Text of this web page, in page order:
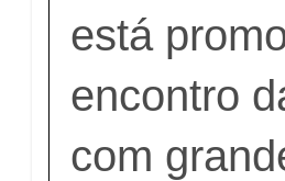
está
encontro
com